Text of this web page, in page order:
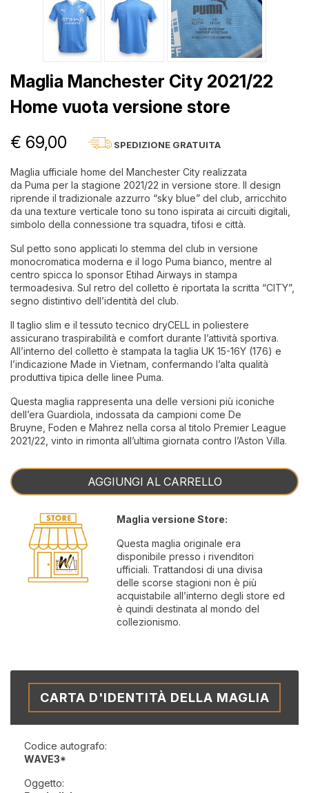
Maglia Manchester City 2021/22
Home vuota versione store
€ 69,00 SPEDIZIONE GRATUITA
Maglia ufficiale home del Manchester City realizzata
da Puma per la stagione 2021/22 in versione store. Il design
riprende il tradizionale azzurro “sky blue” del club, arricchito
da una texture verticale tono su tono ispirata ai circuiti digitali,
simbolo della connessione tra squadra, tifosi e città.
Sul petto sono applicati lo stemma del club in versione
monocromatica moderna e il logo Puma bianco, mentre al
centro spicca lo sponsor Etihad Airways in stampa
termoadesiva. Sul retro del colletto è riportata la scritta “CITY”,
segno distintivo dell’identità del club.
Il taglio slim e il tessuto tecnico dryCELL in poliestere
assicurano traspirabilità e comfort durante l’attività sportiva.
All’interno del colletto è stampata la taglia UK 15-16Y (176) e
l’indicazione Made in Vietnam, confermando l’alta qualità
produttiva tipica delle linee Puma.
Questa maglia rappresenta una delle versioni più iconiche
dell’era Guardiola, indossata da campioni come De
Bruyne, Foden e Mahrez nella corsa al titolo Premier League
2021/22, vinto in rimonta all’ultima giornata contro l’Aston Villa.
AGGIUNGI AL CARRELLO
Maglia versione Store:
Questa maglia originale era
disponibile presso i rivenditori
ufficiali. Trattandosi di una divisa
delle scorse stagioni non è più
acquistabile all’interno degli store ed
è quindi destinata al mondo del
collezionismo.
CARTA D'IDENTITÀ DELLA MAGLIA
Codice autografo:
WAVE3*
Oggetto: